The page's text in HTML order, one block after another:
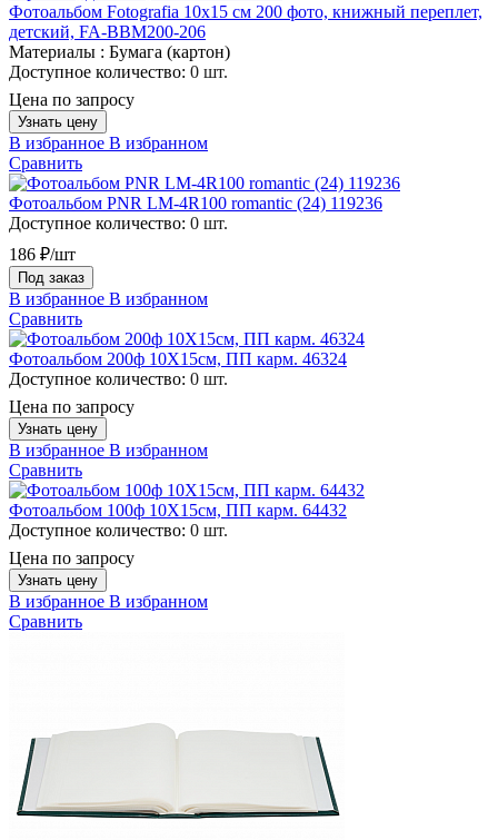
Фотоальбом Fotografia 10x15 см 200 фото, книжный переплет,
детский, FA-BBM200-206
Материалы : Бумага (картон)
Доступное количество: 0 шт.
Цена по запросу
Узнать цену
В избранное В избранном
Сравнить
Фотоальбом PNR LM-4R100 romantic (24) 119236
Доступное количество: 0 шт.
186 ₽/шт
Под заказ
В избранное В избранном
Сравнить
Фотоальбом 200ф 10X15см, ПП карм. 46324
Доступное количество: 0 шт.
Цена по запросу
Узнать цену
В избранное В избранном
Сравнить
Фотоальбом 100ф 10X15см, ПП карм. 64432
Доступное количество: 0 шт.
Цена по запросу
Узнать цену
В избранное В избранном
Сравнить